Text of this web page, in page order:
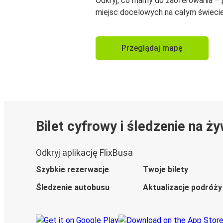
miejsc docelowych na całym
Przeglądaj mapę
Bilet cyfrowy i śledzenie na
Odkryj aplikację FlixBusa
Szybkie rezerwacje
Twoje bilety
Śledzenie autobusu
Aktualizacje podróży